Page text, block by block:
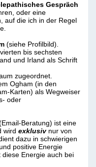
Gespräch
oder eine
auf die ich in der Regel
(siehe Profilbild).
bis sechsten
und Irland als Schrift
zugeordnet.
Ogham (in den
Karten) als Wegweiser
oder
Beratung) ist eine
wird exklusiv nur von
dazu in schwierigen
positive Energie
Energie auch bei